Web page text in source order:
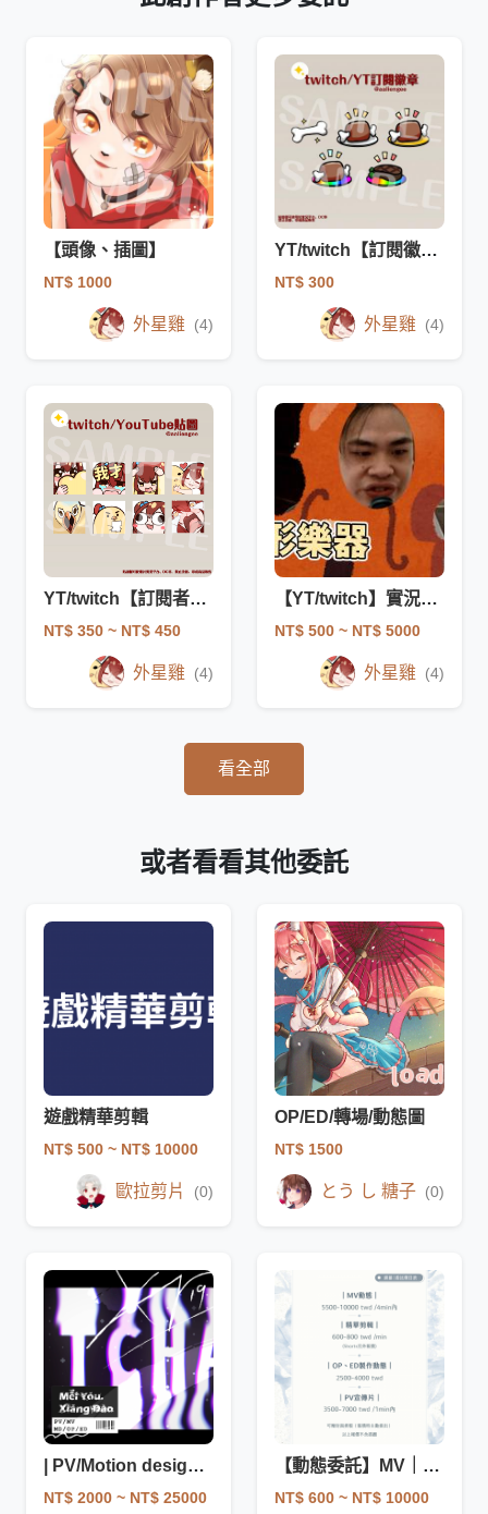
【頭像、插圖】
NT$ 1000
外星雞 (4)
YT/twitch【訂閱徽章】
NT$ 300
外星雞 (4)
YT/twitch【訂閱者貼圖】​
NT$ 350 ~ NT$ 450
外星雞 (4)
【YT/twitch】實況精華/影片剪輯/shorts
NT$ 500 ~ NT$ 5000
外星雞 (4)
看全部
或者看看其他委託
遊戲精華剪輯
NT$ 500 ~ NT$ 10000
歐拉剪片 (0)
OP/ED/轉場/動態圖
NT$ 1500
とう し 糖子 (0)
| PV/Motion design | (商用另詳談)
NT$ 2000 ~ NT$ 25000
【動態委託】MV｜PV｜精華｜待機畫面｜轉場 製作
NT$ 600 ~ NT$ 10000